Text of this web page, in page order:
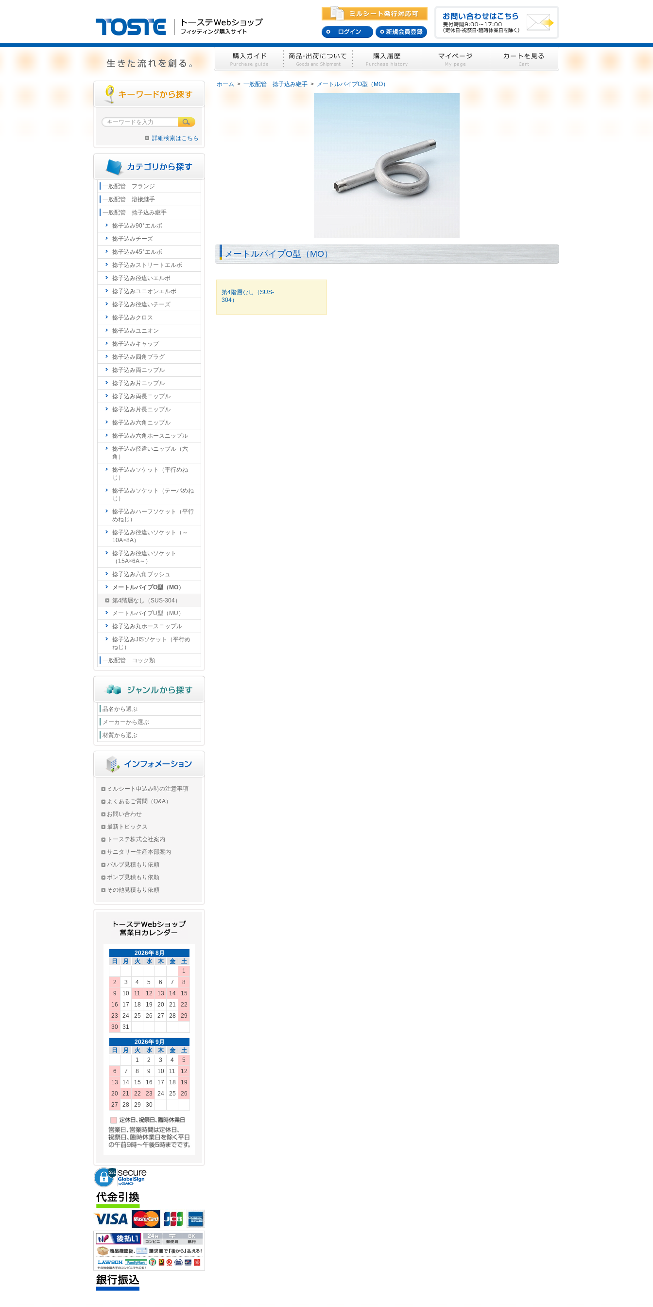
ホーム > 一般配管 捻子込み継手 > メートルパイプO型（MO）
メートルパイプO型（MO）
第4階層なし（SUS-
304）
詳細検索はこちら
一般配管 フランジ
一般配管 溶接継手
一般配管 捻子込み継手
捻子込み90°エルボ
捻子込みチーズ
捻子込み45°エルボ
捻子込みストリートエルボ
捻子込み径違いエルボ
捻子込みユニオンエルボ
捻子込み径違いチーズ
捻子込みクロス
捻子込みユニオン
捻子込みキャップ
捻子込み四角プラグ
捻子込み両ニップル
捻子込み片ニップル
捻子込み両長ニップル
捻子込み片長ニップル
捻子込み六角ニップル
捻子込み六角ホースニップル
捻子込み径違いニップル（六
角）
捻子込みソケット（平行めね
じ）
捻子込みソケット（テーパめね
じ）
捻子込みハーフソケット（平行
めねじ）
捻子込み径違いソケット（～
10A×8A）
捻子込み径違いソケット
（15A×6A～）
捻子込み六角ブッシュ
メートルパイプO型（MO）
第4階層なし（SUS-304）
メートルパイプU型（MU）
捻子込み丸ホースニップル
捻子込みJISソケット（平行め
ねじ）
一般配管 コック類
品名から選ぶ
メーカーから選ぶ
材質から選ぶ
ミルシート申込み時の注意事項
よくあるご質問（Q&A）
お問い合わせ
最新トピックス
トーステ株式会社案内
サニタリー生産本部案内
バルブ見積もり依頼
ポンプ見積もり依頼
その他見積もり依頼
2026年 8月
日
月 火 水 木 金
土
1
2
3 4 5 6 7
8
9
10 11 12 13 14
15
16
17 18 19 20 21
22
23
24 25 26 27 28
29
30
31
2026年 9月
日
月 火 水 木 金
土
1
2 3 4
5
6
7 8 9 10 11
12
13
14 15 16 17 18
19
20
21 22 23 24 25
26
27
28 29 30